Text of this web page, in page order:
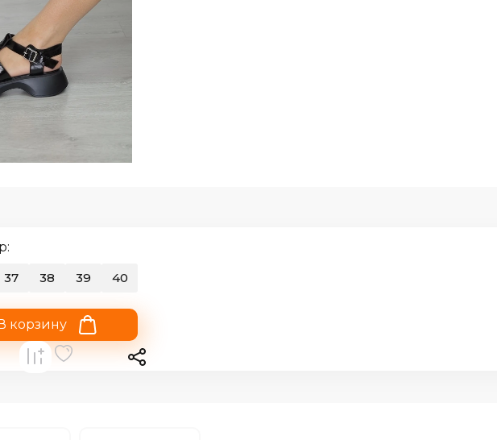
37
38 39 40
корзину